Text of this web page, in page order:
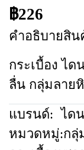
฿226
คำอธิบายสิ
กระเบื้อง ได
ลื่น กลุ่มลาย
แบรนด์: ได
หมวดหมู่:กลุ่